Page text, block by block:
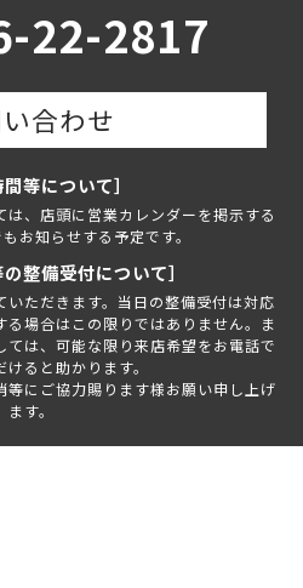
22-2817
合わせ
間等について］
、店頭に営業カレンダーを掲示する
お知らせする予定です。
整備受付について］
ただきます。当日の整備受付は対応
場合はこの限りではありません。ま
は、可能な限り来店希望をお電話で
けると助かります。
にご協力賜ります様お願い申し上げ
ます。